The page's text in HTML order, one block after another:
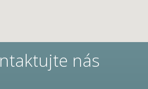
nás